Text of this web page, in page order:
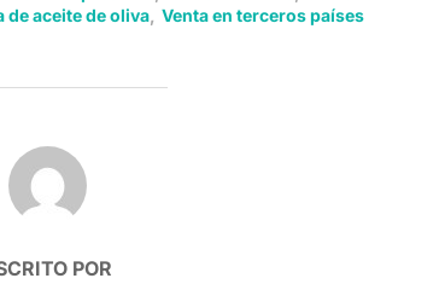
de aceite de oliva, Venta en terceros países
LA PUBLICACIÓN
POR